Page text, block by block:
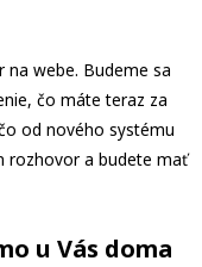
webe. Budeme sa
čo máte teraz za
od nového systému
rozhovor a budete mať
u Vás doma